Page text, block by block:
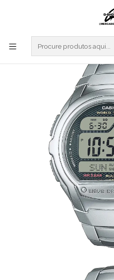
CASIO
Waveceptor